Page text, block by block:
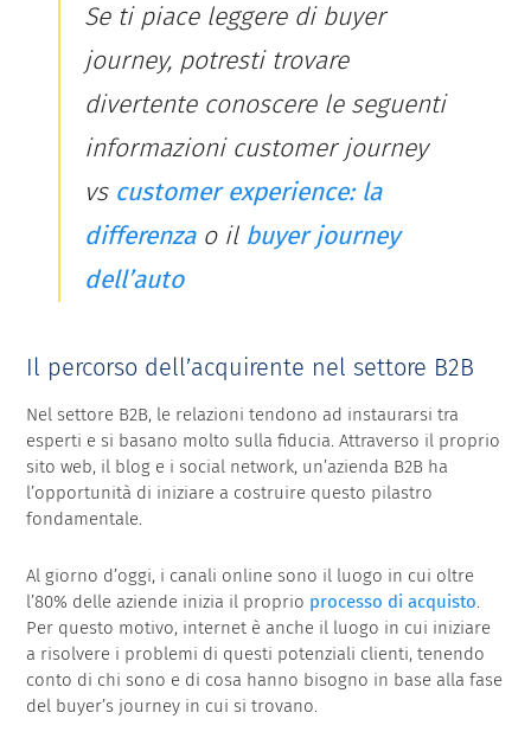
Se ti piace leggere di buyer
journey, potresti trovare
divertente conoscere le seguenti
informazioni customer journey
vs customer experience: la
differenzao il buyer journey
dell’auto
Il percorso dell’acquirente nel settore B2B
Nel settore B2B, le relazioni tendono ad instaurarsi tra
esperti e si basano molto sulla fiducia. Attraverso il proprio
sito web, il blog e i social network, un’azienda B2B ha
l’opportunità di iniziare a costruire questo pilastro
fondamentale.
Al giorno d’oggi, i canali online sono il luogo in cui oltre
l’80% delle aziende inizia il proprio processo di acquisto.
Per questo motivo, internet è anche il luogo in cui iniziare
a risolvere i problemi di questi potenziali clienti, tenendo
conto di chi sono e di cosa hanno bisogno in base alla fase
del buyer’s journey in cui si trovano.